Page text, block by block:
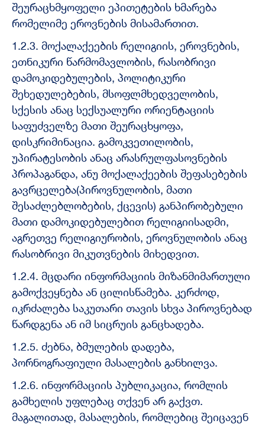
შეურაცხმყოფელი ეპითეტების ხმარება
რომელიმე ეროვნების მისამართით.
1.2.3. მოქალაქეების რელიგიის, ეროვნების,
ეთნიკური წარმომავლობის, რასობრივი
დამოკიდებულების, პოლიტიკური
შეხედულებების, მსოფლმხედველობის,
სქესის ანაც სექსუალური ორიენტაციის
საფუძველზე მათი შეურაცხყოფა,
დისკრიმინაცია. გამოკვეთილობის,
უპირატესობის ანაც არასრულფასოვნების
პროპაგანდა, ანუ მოქალაქეების შეფასებების
გავრცელება(პიროვნულობის, მათი
შესაძლებლობების, ქცევის) განპირობებული
მათი დამოკიდებულებით რელიგიისადმი,
აგრეთვე რელიგიურობის, ეროვნულობის ანაც
რასობრივი მიკუთვნების მიხედვით.
1.2.4. მცდარი ინფორმაციის მიზანმიმართული
გამოქვეყნება ან ცილისწამება. კერძოდ,
იკრძალება საკუთარი თავის სხვა პიროვნებად
წარდგენა ან იმ სიცრუის განცხადება.
1.2.5. ძებნა, ბმულების დადება,
პორნოგრაფიული მასალების განხილვა.
1.2.6. ინფორმაციის პუბლიკაცია, რომლის
გამხელის უფლებაც თქვენ არ გაქვთ.
მაგალითად, მასალების, რომლებიც შეიცავენ